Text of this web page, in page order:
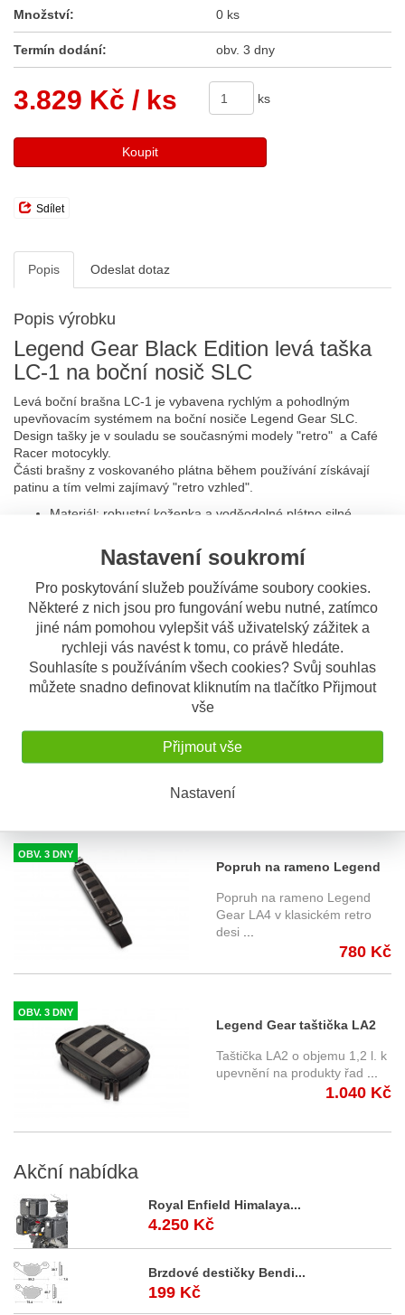
Nastavení soukromí
Pro poskytování služeb používáme soubory cookies.
Některé z nich jsou pro fungování webu nutné, zatímco
jiné nám pomohou vylepšit váš uživatelský zážitek a
rychleji vás navést k tomu, co právě hledáte.
Souhlasíte s používáním všech cookies? Svůj souhlas
můžete snadno definovat kliknutím na tlačítko Přijmout
vše
Přijmout vše
Nastavení
Množství: 0 ks
Termín dodání: obv. 3 dny
3.829 Kč / ks ks
Koupit
Sdílet
Popis Odeslat dotaz
Popis výrobku
Legend Gear Black Edition levá taška
LC-1 na boční nosič SLC
Levá boční brašna LC-1 je vybavena rychlým a pohodlným
upevňovacím systémem na boční nosiče Legend Gear SLC.
Design tašky je v souladu se současnými modely "retro" a Café
Racer motocykly.
Části brašny z voskovaného plátna během používání získávají
patinu a tím velmi zajímavý "retro vzhled".
Materiál: robustní koženka a voděodolné plátno silné
Instalace možná pouze na pravé straně
Objem 9,8 litrů
Rozměry: 14 x 26 x 31 cm (š x h x d)
Vodotěsná vnitřní taška z 210D polyamidu, dvojitá PU
podšívka
Doporučení k údržbě:
Impregnujte bavlněný textilní povrch výrobku v pravidelných
intervalech nebo po čištění výrobkuvoskovou impregnací
FJÄLLRÄVEN Greenland WAX.
Poznámka:Na některých fotografiích je taška zobrazena v hnědé
barevné variantě, ale v tomto balení je taška černá! Black Edition
S tímto výrobkem si ostatní také
OBV. 3 DNY
Popruh na rameno Legend
Gear LA4, SW-Motech
BC.TRS.00.406.10000
Popruh na rameno Legend
Gear LA4 v klasickém retro
desi ...
780 Kč
OBV. 3 DNY
Legend Gear taštička LA2
1,2 litrů
BC.TRS.00.404.10000
Taštička LA2 o objemu 1,2 l. k
upevnění na produkty řad ...
1.040 Kč
Akční nabídka
Royal Enfield Himalaya...
4.250 Kč
Brzdové destičky Bendi...
199 Kč